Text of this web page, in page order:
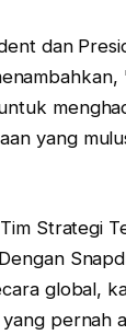
dan
yang
Strategi
global,
pernah